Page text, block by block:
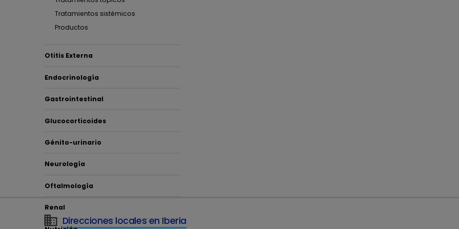
Tratamientos sistémicos
Productos
Otitis Externa
Endocrinología
Gastrointestinal
Glucocorticoides
Génito-urinario
Neurología
Oftalmología
Renal
Direcciones locales en Iberia